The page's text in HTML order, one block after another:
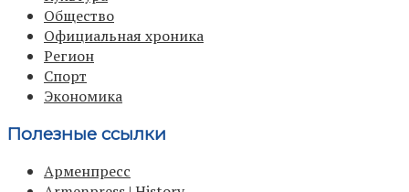
Общество
Официальная хроника
Регион
Спорт
Экономика
Полезные ссылки
Арменпресс